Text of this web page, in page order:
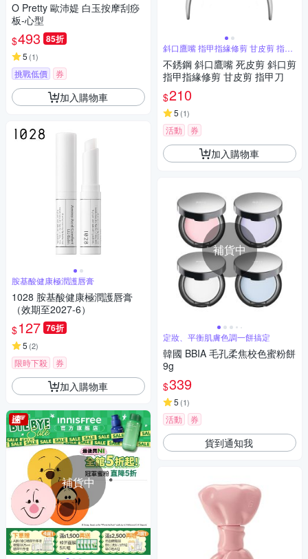
O Pretty 歐沛媞 白玉按摩刮痧
板-心型
$493 85折
5 (1)
挑戰低價 券
加入購物車
胺基酸健康極潤護唇膏
1028 胺基酸健康極潤護唇膏
（效期至2027-6）
$127 76折
5 (2)
限時下殺 券
加入購物車
補貨中
斜口鷹嘴 指甲指緣修剪 甘皮剪 指甲
刀
不銹鋼 斜口鷹嘴 死皮剪 斜口剪
指甲指緣修剪 甘皮剪 指甲刀
$210
5 (1)
活動 券
加入購物車
補貨中
定妝、平衡肌膚色調一餅搞定
韓國 BBIA 毛孔柔焦校色蜜粉餅
9g
$339
5 (1)
活動 券
貨到通知我